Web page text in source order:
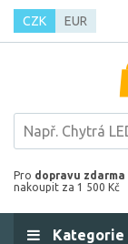
CZK EUR
Pro dopravu zdarma
nakoupit za 1 500 Kč
Kategorie